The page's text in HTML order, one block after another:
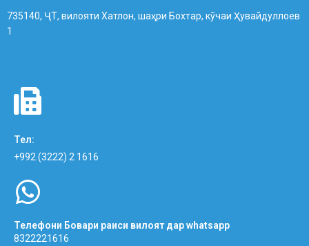
735140, ҶТ, вилояти Хатлон, шаҳри Бохтар, кӯчаи Ҳувайдуллоев
1
Тел:
+992 (3222) 2 1616
Телефони Бовари раиси вилоят дар whatsapp
8322221616